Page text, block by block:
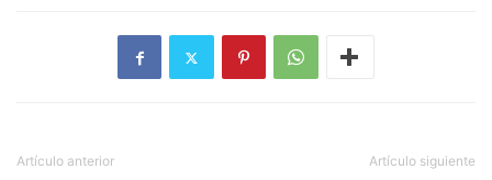
Artículo anterior Artículo siguiente